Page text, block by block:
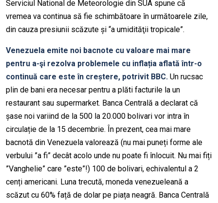
Serviciul National de Meteorologie din SUA spune că
vremea va continua să fie schimbătoare în următoarele zile,
din cauza presiunii scăzute și “a umidităţii tropicale”.
Venezuela emite noi bacnote cu valoare mai mare
pentru a-şi rezolva problemele cu inflația aflată într-o
continuă care este în creștere, potrivit BBC. Un rucsac
plin de bani era necesar pentru a plăti facturile la un
restaurant sau supermarket. Banca Centrală a declarat că
șase noi variind de la 500 la 20.000 bolivari vor intra în
circulație de la 15 decembrie. În prezent, cea mai mare
bacnotă din Venezuela valorează (nu mai puneți forme ale
verbului ”a fi” decât acolo unde nu poate fi înlocuit. Nu mai fiți
”Vanghelie” care ”este”!) 100 de bolivari, echivalentul a 2
cenți americani. Luna trecută, moneda venezueleană a
scăzut cu 60% față de dolar pe piața neagră. Banca Centrală